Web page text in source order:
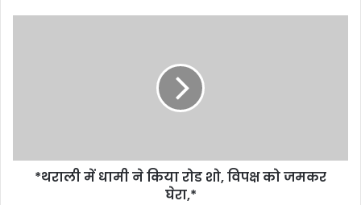
*थराली में धामी ने किया रोड शो, विपक्ष को जमकर
घेरा,*